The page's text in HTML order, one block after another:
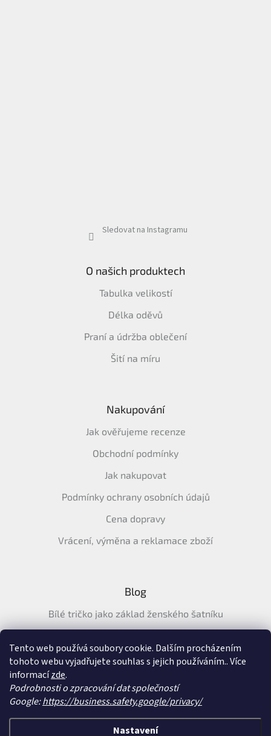
Tento web používá soubory cookie. Dalším procházením
tohoto webu vyjadřujete souhlas s jejich používáním.. Více
informacízde.
Podrobnosti o zpracování dat společností
Google:https://business.safety.google/privacy/
Nastavení
Sledovat na Instagramu
O našich produktech
Tabulka velikostí
Délka oděvů
Praní a údržba oblečení
Šití na míru
Nakupování
Jak ověřujeme recenze
Obchodní podmínky
Jak nakupovat
Podmínky ochrany osobních údajů
Cena dopravy
Vrácení, výměna a reklamace zboží
Blog
Bílé tričko jako základ ženského šatníku
tričko na léto
Průvodce letními šaty: pohodlné, vzdušné a ženské šaty na
Vytvořil Shoptet &